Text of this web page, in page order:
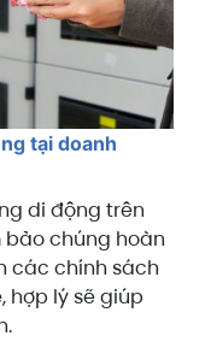
tại doanh
di động trên
bảo chúng hoàn
các chính sách
hợp lý sẽ giúp